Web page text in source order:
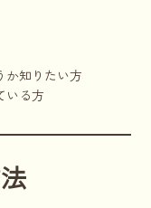
か知りたい方
いる方